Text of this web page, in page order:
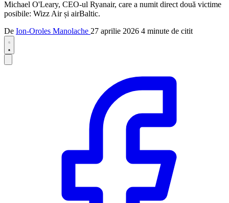
Michael O'Leary, CEO-ul Ryanair, care a numit direct două victime
posibile: Wizz Air și airBaltic.
De Ion-Oroles Manolache 27 aprilie 2026 4 minute de citit